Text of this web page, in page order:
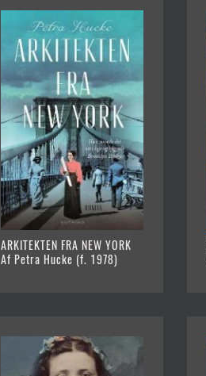
ARKITEKTEN FRA NEW YORK
Af Petra Hucke (f. 1978)